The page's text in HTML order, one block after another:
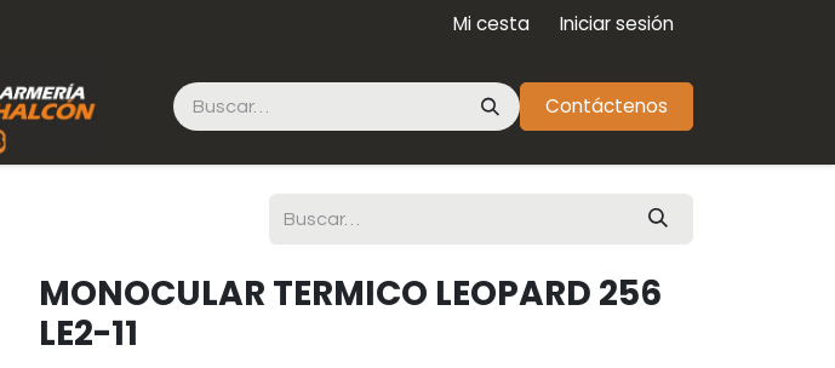
Mi cesta Iniciar sesión
Contáctenos
MONOCULAR TERMICO LEOPARD 256
LE2-11